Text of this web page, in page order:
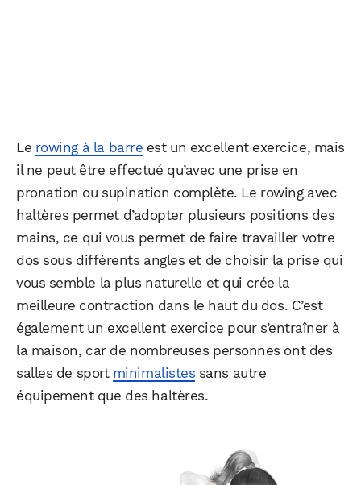
Le rowing à la barre est un excellent exercice, mais
il ne peut être effectué qu’avec une prise en
pronation ou supination complète. Le rowing avec
haltères permet d’adopter plusieurs positions des
mains, ce qui vous permet de faire travailler votre
dos sous différents angles et de choisir la prise qui
vous semble la plus naturelle et qui crée la
meilleure contraction dans le haut du dos. C’est
également un excellent exercice pour s’entraîner à
la maison, car de nombreuses personnes ont des
salles de sport minimalistes sans autre
équipement que des haltères.